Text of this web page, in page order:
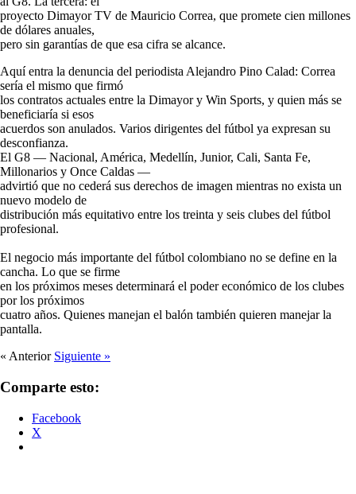
proyecto Dimayor TV de Mauricio Correa, que promete cien millones
de dólares anuales,
pero sin garantías de que esa cifra se alcance.
Aquí entra la denuncia del periodista Alejandro Pino Calad: Correa
sería el mismo que firmó
los contratos actuales entre la Dimayor y Win Sports, y quien más se
beneficiaría si esos
acuerdos son anulados. Varios dirigentes del fútbol ya expresan su
desconfianza.
El G8 — Nacional, América, Medellín, Junior, Cali, Santa Fe,
Millonarios y Once Caldas —
advirtió que no cederá sus derechos de imagen mientras no exista un
nuevo modelo de
distribución más equitativo entre los treinta y seis clubes del fútbol
profesional.
El negocio más importante del fútbol colombiano no se define en la
cancha. Lo que se firme
en los próximos meses determinará el poder económico de los clubes
por los próximos
cuatro años. Quienes manejan el balón también quieren manejar la
pantalla.
« Anterior Siguiente »
Comparte esto:
Facebook
X